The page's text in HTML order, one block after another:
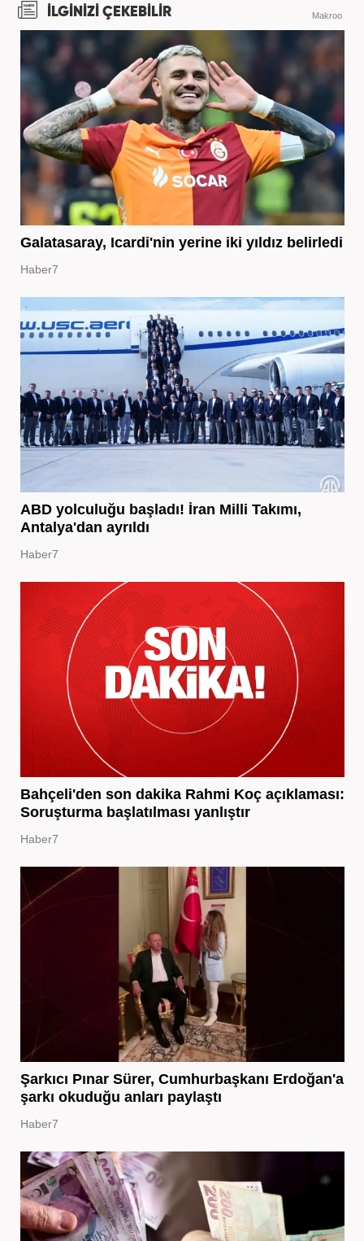
İLGİNİZİ ÇEKEBİLİR Makroo
Galatasaray, Icardi'nin yerine iki yıldız belirledi
Haber7
ABD yolculuğu başladı! İran Milli Takımı,
Antalya'dan ayrıldı
Haber7
Bahçeli'den son dakika Rahmi Koç açıklaması:
Soruşturma başlatılması yanlıştır
Haber7
Şarkıcı Pınar Sürer, Cumhurbaşkanı Erdoğan'a
şarkı okuduğu anları paylaştı
Haber7